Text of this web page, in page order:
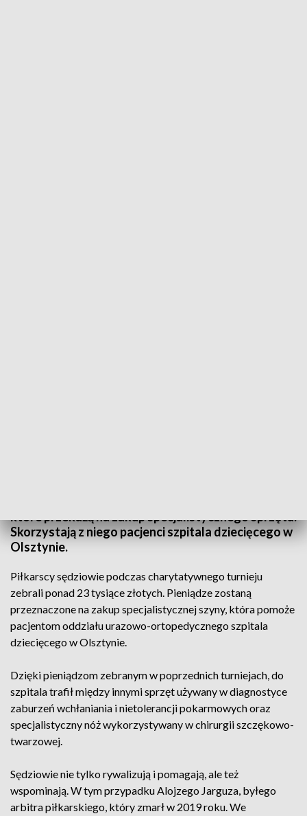
które przekażą na zakup specjalistycznego sprzętu.
Skorzystają z niego pacjenci szpitala dziecięcego w
Olsztynie.
Piłkarscy sędziowie podczas charytatywnego turnieju
zebrali ponad 23 tysiące złotych. Pieniądze zostaną
przeznaczone na zakup specjalistycznej szyny, która pomoże
pacjentom oddziału urazowo-ortopedycznego szpitala
dziecięcego w Olsztynie.
Dzięki pieniądzom zebranym w poprzednich turniejach, do
szpitala trafił między innymi sprzęt używany w diagnostyce
zaburzeń wchłaniania i nietolerancji pokarmowych oraz
specjalistyczny nóż wykorzystywany w chirurgii szczękowo-
twarzowej.
Sędziowie nie tylko rywalizują i pomagają, ale też
wspominają. W tym przypadku Alojzego Jarguza, byłego
arbitra piłkarskiego, który zmarł w 2019 roku. We